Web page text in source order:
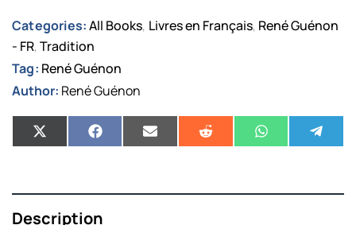
Categories: All Books, Livres en Français, René Guénon
- FR,Tradition
Tag: René Guénon
Author: René Guénon
Description